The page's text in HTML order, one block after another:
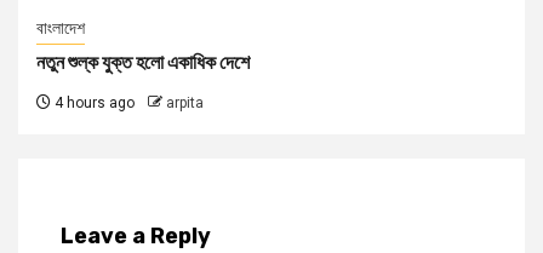
বাংলাদেশ
নতুন শুল্ক যুক্ত হলো একাধিক দেশে
4 hours ago arpita
Leave a Reply